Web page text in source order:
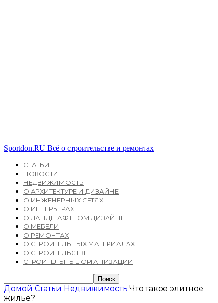
Sportdon.RU Всё о строительстве и ремонтах
СТАТЬИ
НОВОСТИ
НЕДВИЖИМОСТЬ
О АРХИТЕКТУРЕ И ДИЗАЙНЕ
О ИНЖЕНЕРНЫХ СЕТЯХ
О ИНТЕРЬЕРАХ
О ЛАНДШАФТНОМ ДИЗАЙНЕ
О МЕБЕЛИ
О РЕМОНТАХ
О СТРОИТЕЛЬНЫХ МАТЕРИАЛАХ
О СТРОИТЕЛЬСТВЕ
СТРОИТЕЛЬНЫЕ ОРГАНИЗАЦИИ
Домой Статьи Недвижимость Что такое элитное
жилье?